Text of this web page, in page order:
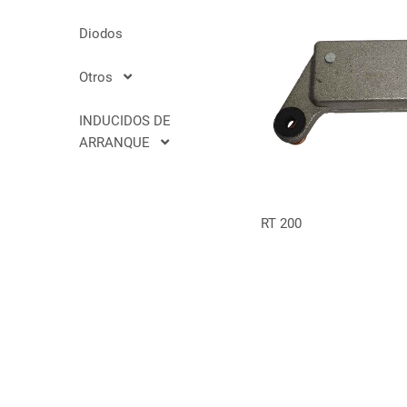
Diodos
Otros
INDUCIDOS DE
ARRANQUE
RT 200